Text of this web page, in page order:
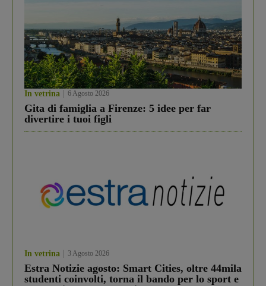
In vetrina 6 Agosto 2026
Gita di famiglia a Firenze: 5 idee per far
divertire i tuoi figli
In vetrina 3 Agosto 2026
Estra Notizie agosto: Smart Cities, oltre 44mila
studenti coinvolti, torna il bando per lo sport e